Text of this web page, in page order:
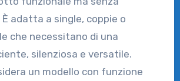
adatta a single, coppie o
che necessitano di una
silenziosa e versatile.
un modello con funzione